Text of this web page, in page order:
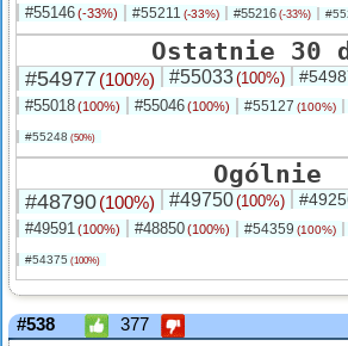
#55146(-33%) #55211 (-33%) #55216 (-33%)
Ostatnie 30
#54977 (100%) #55033(100%)
#55018(100%) #55046(100%) #55127 (100%)
#55248 (50%)
Ogólnie
#48790(100%) #49750(100%)
#49591(100%) #48850(100%) #54359 (100%)
#54375 (100%)
#538 377